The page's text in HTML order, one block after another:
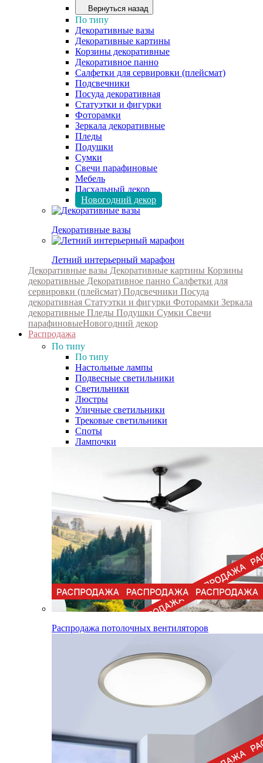
Вернуться назад
По типу
Декоративные вазы
Декоративные картины
Корзины декоративные
Декоративное панно
Салфетки для сервировки (плейсмат)
Подсвечники
Посуда декоративная
Статуэтки и фигурки
Фоторамки
Зеркала декоративные
Пледы
Подушки
Сумки
Свечи парафиновые
Мебель
Пасхальный декор
Новогодний декор
Декоративные вазы
Летний интерьерный марафон
Декоративные вазы Декоративные картины Корзины
декоративные Декоративное панно Салфетки для
сервировки (плейсмат) Подсвечники Посуда
декоративная Статуэтки и фигурки Фоторамки Зеркала
декоративные Пледы Подушки Сумки Свечи
парафиновыеНовогодний декор
Распродажа
По типу
По типу
Настольные лампы
Подвесные светильники
Светильники
Люстры
Уличные светильники
Трековые светильники
Споты
Лампочки
Распродажа потолочных вентиляторов